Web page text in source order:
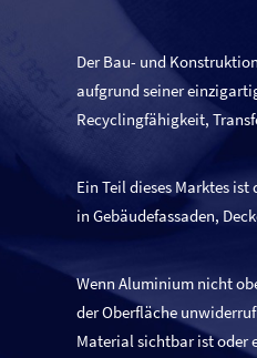
Der Bau- und
aufgrund seiner
Recyclingfähigkeit,
Ein Teil dieses Marktes
in Gebäudefassaden,
Wenn Aluminium nicht
der Oberfläche
Material sichtbar ist oder